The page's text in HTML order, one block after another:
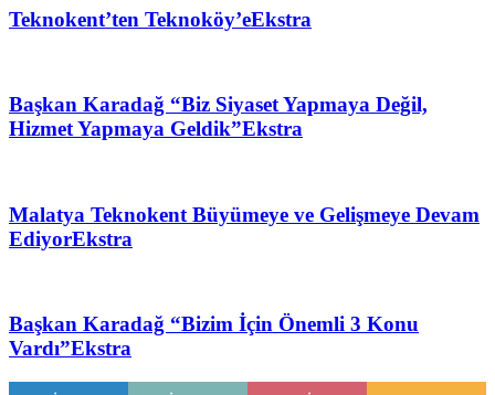
Teknokent’ten Teknoköy’eEkstra
Başkan Karadağ “Biz Siyaset Yapmaya Değil,
Hizmet Yapmaya Geldik”Ekstra
Malatya Teknokent Büyümeye ve Gelişmeye Devam
EdiyorEkstra
Başkan Karadağ “Bizim İçin Önemli 3 Konu
Vardı”Ekstra